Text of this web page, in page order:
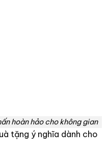
hoàn hảo cho không gian
tặng ý nghĩa dành cho